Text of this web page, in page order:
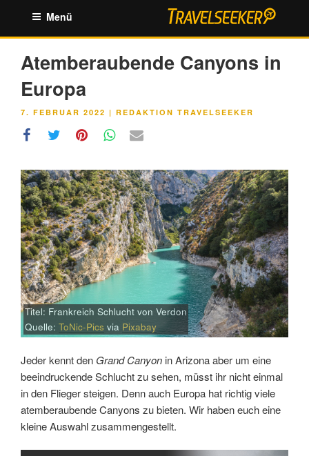
springen
Menü
Atemberaubende Canyons in
Europa
VERÖFFENTLICHT
7. FEBRUAR 2022 | REDAKTION TRAVELSEEKER
Titel: Frankreich Schlucht von Verdon
Quelle:ToNic-Pics via Pixabay
Jeder kennt den Grand Canyon in Arizona aber um eine
beeindruckende Schlucht zu sehen, müsst ihr nicht einmal
in den Flieger steigen. Denn auch Europa hat richtig viele
atemberaubende Canyons zu bieten. Wir haben euch eine
kleine Auswahl zusammengestellt.